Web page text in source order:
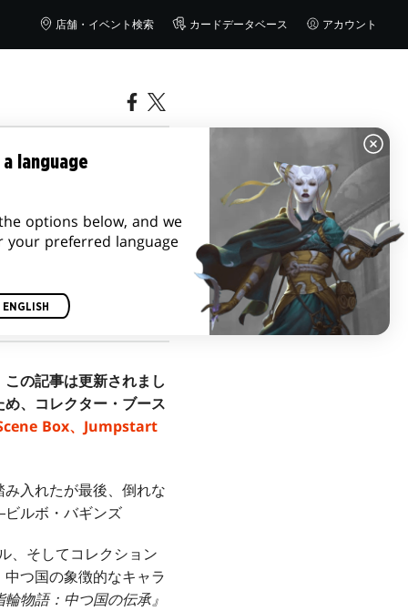
店舗・イベント検索 カードデータベース アカウント
クショ
の記事は更新されまし
、コレクター・ブース
Box、Jumpstart
入れたが最後、倒れな
ルボ・バギンズ
、そしてコレクション
つ国の象徴的なキャラ
輪物語：中つ国の伝承』
a language
options below, and we
your preferred language
ENGLISH